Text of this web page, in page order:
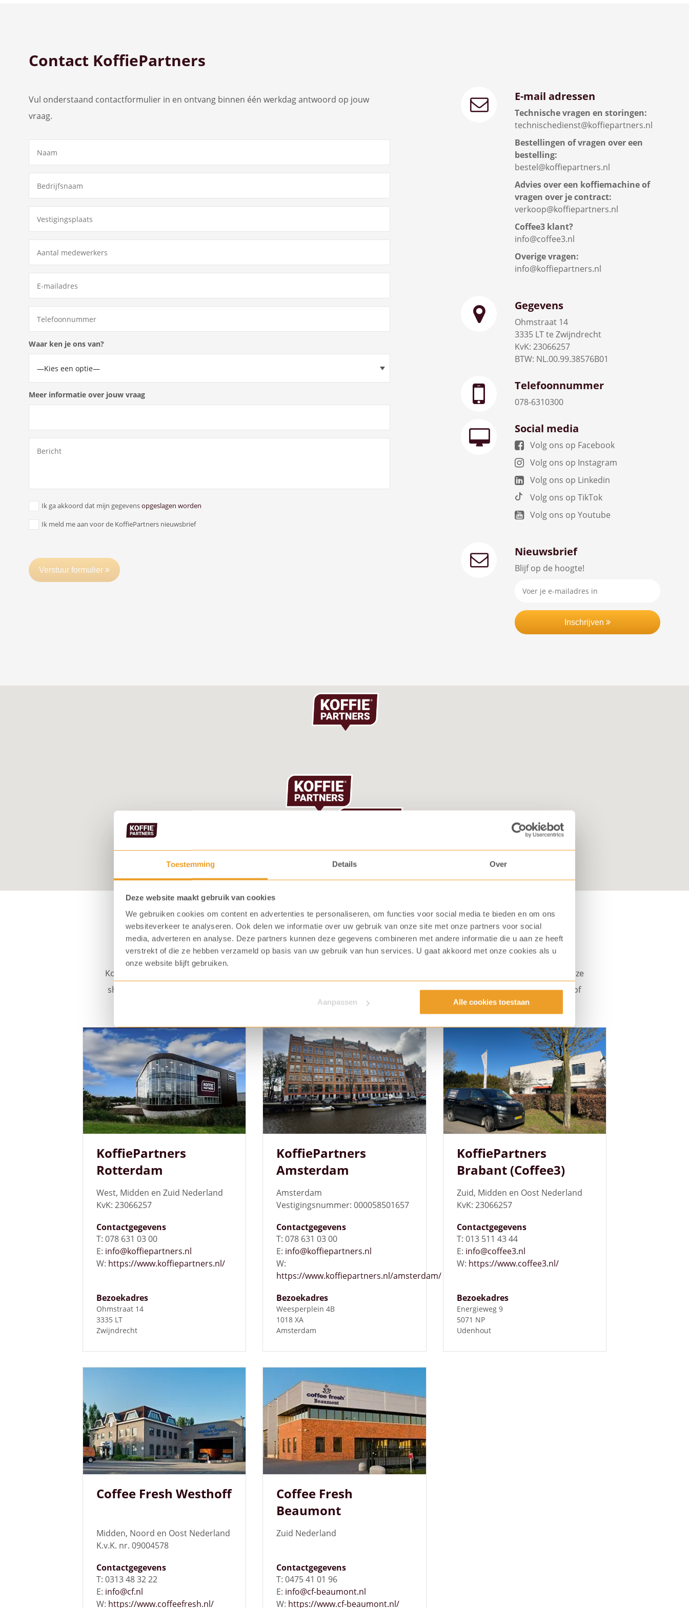
Toestemming Details Over
Deze website maakt gebruik van cookies
We gebruiken cookies om content en advertenties te personaliseren, om functies voor social media te bieden en om ons
websiteverkeer te analyseren. Ook delen we informatie over uw gebruik van onze site met onze partners voor social
media, adverteren en analyse. Deze partners kunnen deze gegevens combineren met andere informatie die u aan ze heeft
verstrekt of die ze hebben verzameld op basis van uw gebruik van hun services. U gaat akkoord met onze cookies als u
onze website blijft gebruiken.
Aanpassen Alle cookies toestaan
Contact KoffiePartners
Vul onderstaand contactformulier in en ontvang binnen één werkdag antwoord op jouw
vraag.
Waar ken je ons van?
Meer informatie over jouw vraag
Ik ga akkoord dat mijn gegevensopgeslagen worden
Ik meld me aan voor de KoffiePartners nieuwsbrief
Verstuur formulier
E-mail adressen
Technische vragen en storingen:
technischedienst@koffiepartners.nl
Bestellingen of vragen over een
bestelling:
bestel@koffiepartners.nl
Advies over een koffiemachine of
vragen over je contract:
verkoop@koffiepartners.nl
Coffee3 klant?
info@coffee3.nl
Overige vragen:
info@koffiepartners.nl
Gegevens
Ohmstraat 14
3335 LT te Zwijndrecht
KvK: 23066257
BTW: NL.00.99.38576B01
Telefoonnummer
078-6310300
Social media
Volg ons op Facebook
Volg ons op Instagram
Volg ons op Linkedin
Volg ons op TikTok
Volg ons op Youtube
Nieuwsbrief
Blijf op de hoogte!
Inschrijven
Onze KoffiePartners vestigingen
KoffiePartners heeft naast eigen vestigingen ook een samenwerkingsverband met de Coffee Fresh groep. Hierdoor zijn onze
showrooms verdeeld over heel het land en is er altijd een locatie bij jou in de buurt. Benieuwd naar onze koffiemelanges of
koffiemachines? Wij nodigen je van harte uit om samen met je collega's te komen proeven in een van onze showrooms.
KoffiePartners
Rotterdam
West, Midden en Zuid Nederland
KvK: 23066257
Contactgegevens
T: 078 631 03 00
E: info@koffiepartners.nl
W: https://www.koffiepartners.nl/
Bezoekadres
Ohmstraat 14
3335 LT
Zwijndrecht
KoffiePartners
Amsterdam
Amsterdam
Vestigingsnummer: 000058501657
Contactgegevens
T: 078 631 03 00
E: info@koffiepartners.nl
W:
https://www.koffiepartners.nl/amsterdam/
Bezoekadres
Weesperplein 4B
1018 XA
Amsterdam
KoffiePartners
Brabant (Coffee3)
Zuid, Midden en Oost Nederland
KvK: 23066257
Contactgegevens
T: 013 511 43 44
E: info@coffee3.nl
W: https://www.coffee3.nl/
Bezoekadres
Energieweg 9
5071 NP
Udenhout
Coffee Fresh Westhoff
Midden, Noord en Oost Nederland
K.v.K. nr. 09004578
Contactgegevens
T: 0313 48 32 22
E: info@cf.nl
W: https://www.coffeefresh.nl/
Coffee Fresh
Beaumont
Zuid Nederland
Contactgegevens
T: 0475 41 01 96
E: info@cf-beaumont.nl
W: https://www.cf-beaumont.nl/